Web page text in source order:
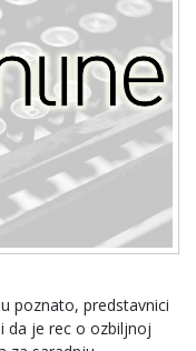
poznato, predstavnici
da je rec o ozbiljnoj